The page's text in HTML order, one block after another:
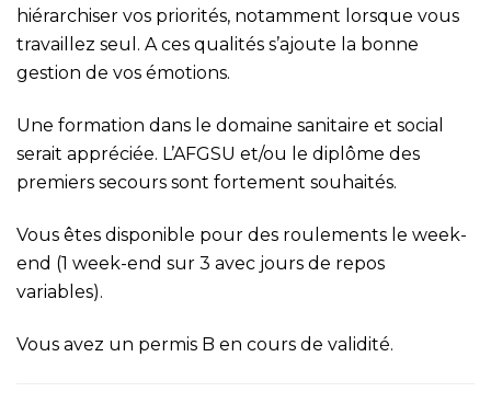
hiérarchiser vos priorités, notamment lorsque vous
travaillez seul. A ces qualités s’ajoute la bonne
gestion de vos émotions.
Une formation dans le domaine sanitaire et social
serait appréciée. L’AFGSU et/ou le diplôme des
premiers secours sont fortement souhaités.
Vous êtes disponible pour des roulements le week-
end (1 week-end sur 3 avec jours de repos
variables).
Vous avez un permis B en cours de validité.